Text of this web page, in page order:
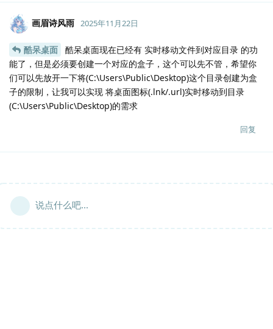
画眉诗风雨 2025年11月22日
酷呆桌面
酷呆桌面现在已经有 实时移动文件到对应目录 的功
能了，但是必须要创建一个对应的盒子，这个可以先不管，希望你
们可以先放开一下将(C:\Users\Public\Desktop)这个目录创建为盒
子的限制，让我可以实现 将桌面图标(.lnk/.url)实时移动到目录
(C:\Users\Public\Desktop)的需求
回复
说点什么吧...